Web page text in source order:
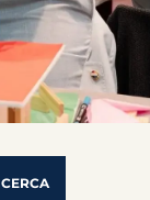
CERCA